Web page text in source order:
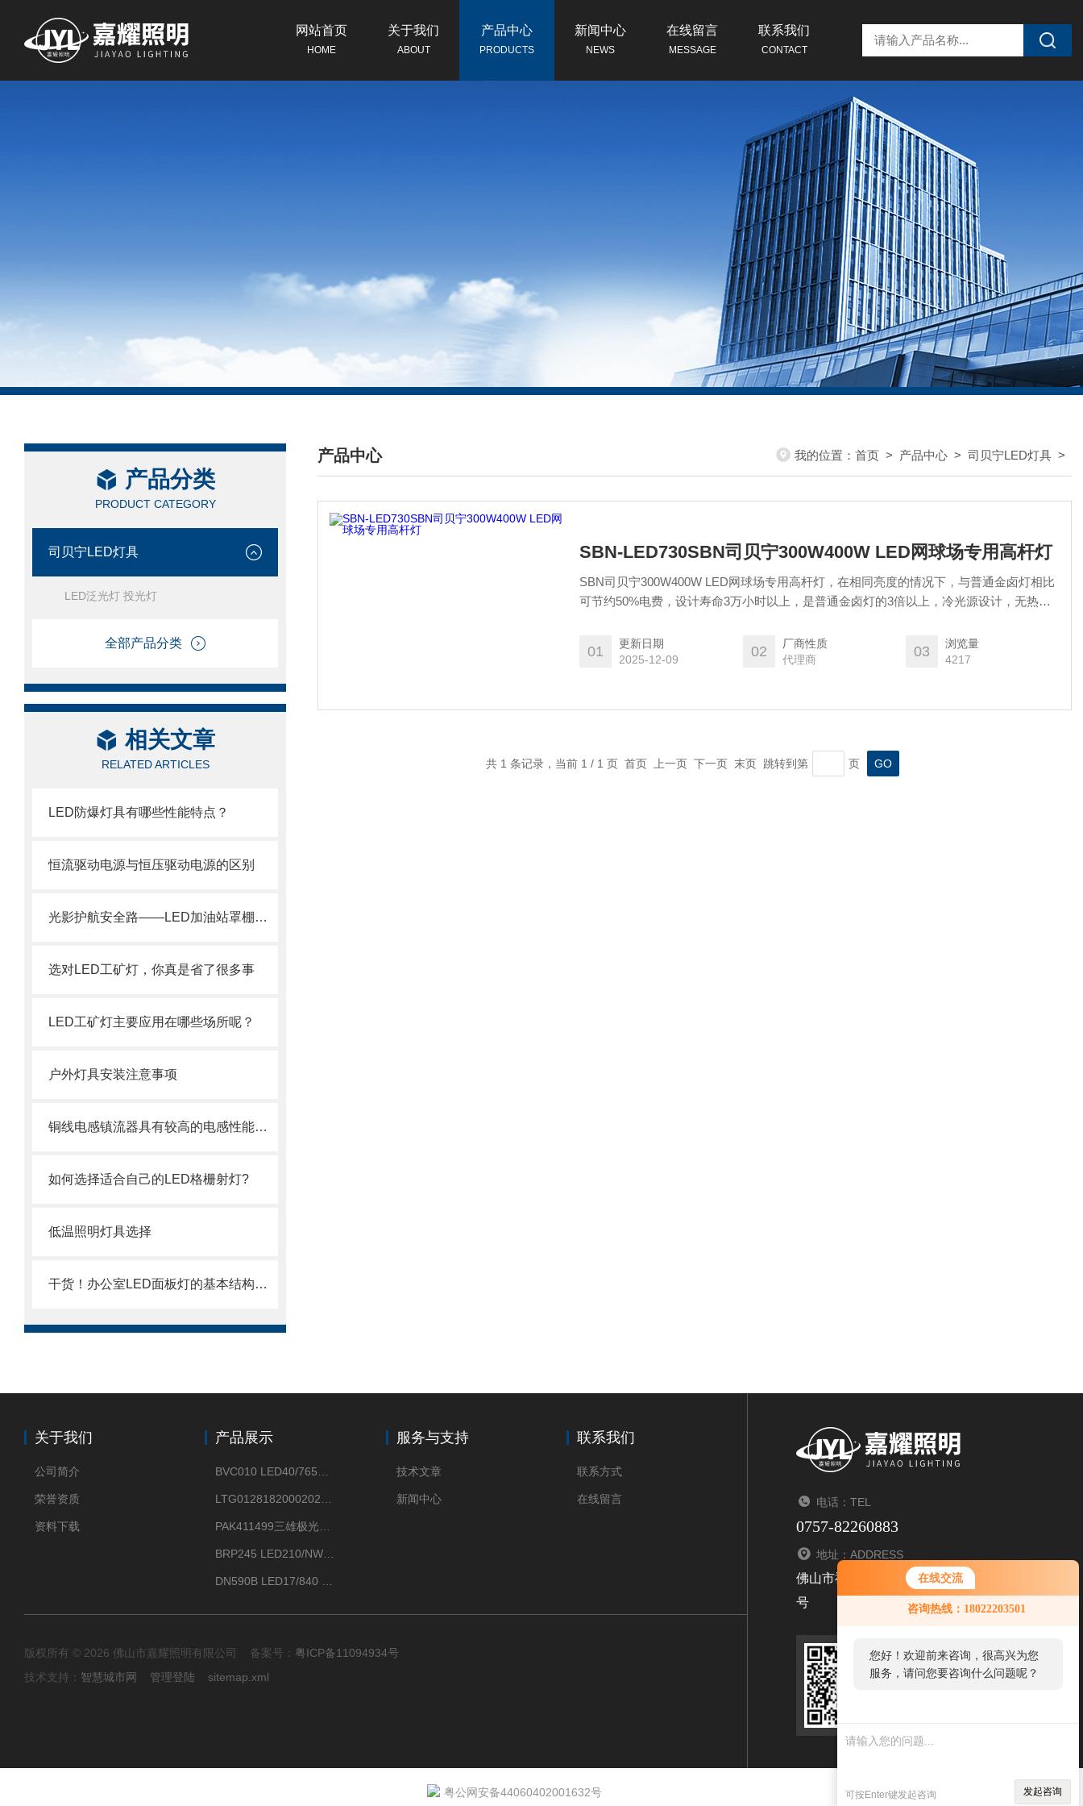
在线交流
咨询热线：18022203501
您好！欢迎前来咨询，很高兴为您
服务，请问您要咨询什么问题呢？
可按Enter键发起咨询 发起咨询
网站首页
HOME
关于我们
ABOUT
产品中心
PRODUCTS
新闻中心
NEWS
在线留言
MESSAGE
联系我们
CONTACT
产品分类
PRODUCT CATEGORY
司贝宁LED灯具
LED泛光灯 投光灯
全部产品分类
相关文章
RELATED ARTICLES
LED防爆灯具有哪些性能特点？
恒流驱动电源与恒压驱动电源的区别
光影护航安全路——LED加油站罩棚灯的三大核心使命
选对LED工矿灯，你真是省了很多事
LED工矿灯主要应用在哪些场所呢？
户外灯具安装注意事项
铜线电感镇流器具有较高的电感性能和可靠性
如何选择适合自己的LED格栅射灯?
低温照明灯具选择
干货！办公室LED面板灯的基本结构介绍
产品中心
/ PRODUCTS CENTER
我的位置： 首页 > 产品中心 > 司贝宁LED灯具 >
SBN-LED730SBN司贝宁300W400W LED网球场专用高杆灯
SBN司贝宁300W400W LED网球场专用高杆灯，在相同亮度的情况下，与普通金卤灯相比
可节约50%电费，设计寿命3万小时以上，是普通金卤灯的3倍以上，冷光源设计，无热辐
01
更新日期
2025-12-09
02
厂商性质
代理商
03
浏览量
4217
共 1 条记录，当前 1 / 1 页 首页 上一页 下一页 末页 跳转到第 页
关于我们
公司简介
荣誉资质
资料下载
产品展示 服务与支持
技术文章
新闻中心
联系我们
联系方式
在线留言
版权所有 © 2026 佛山市嘉耀照明有限公司 备案号： 粤ICP备11094934号
技术支持： 智慧城市网 管理登陆 sitemap.xml
电话：TEL
0757-82260883
地址：ADDRESS
佛山市禅城区张槎青柯乐俊装饰材料城3座首层1
号
粤公网安备44060402001632号